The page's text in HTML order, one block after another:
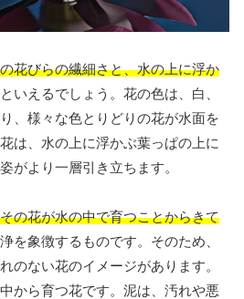
花びらの繊細さと、水の上に浮か
といえるでしょう。花の色は、白、
、様々な色とりどりの花が水面を
は、水の上に浮かぶ葉っぱの上に
がより一層引き立ちます。
の花が水の中で育つことからきて
を象徴するものです。そのため、
のない花のイメージがあります。
から育つ花です。泥は、汚れや悪